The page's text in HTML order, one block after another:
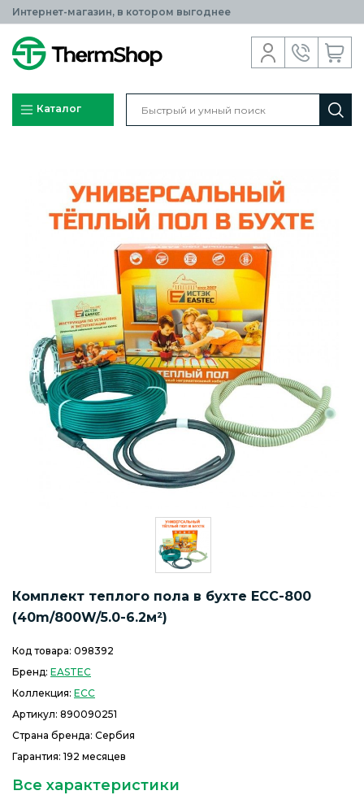
Интернет-магазин, в котором выгоднее
Каталог
Комплект теплого пола в бухте ECC-800
(40m/800W/5.0-6.2м²)
Код товара: 098392
Бренд: EASTEC
Коллекция: ECC
Артикул: 890090251
Страна бренда: Сербия
Гарантия: 192 месяцев
Все характеристики